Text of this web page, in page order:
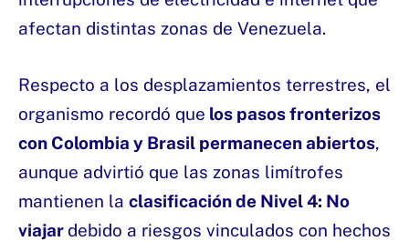
afectan distintas zonas de Venezuela.
Respecto a los desplazamientos terrestres, el
organismo recordó que los pasos fronterizos
con Colombia y Brasil permanecen abiertos,
aunque advirtió que las zonas limítrofes
mantienen la clasificación de Nivel 4: No
viajar debido a riesgos vinculados con hechos